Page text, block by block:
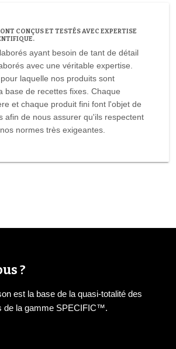
CONÇUS ET TESTÉS AVEC EXPERTISE
ayant besoin de tant de détail
avec une véritable expertise.
laquelle nos produits sont
base de recettes fixes. Chaque
et chaque produit fini font l'objet de
afin de nous assurer qu'ils respectent
normes très exigeantes.
?
est la base de la quasi-totalité des
de la gamme SPECIFIC™.